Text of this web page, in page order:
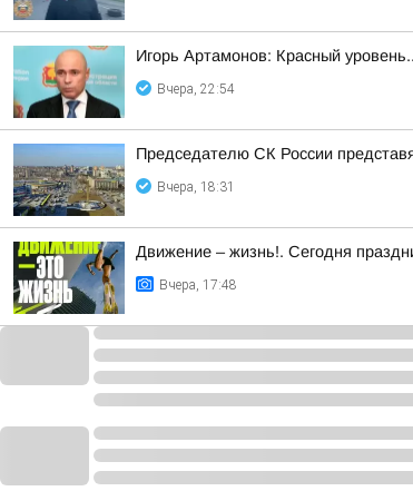
Игорь Артамонов: Красный
Вчера, 22:54
Председателю СК России
Вчера, 18:31
Движение – жизнь!. Сегодня
Вчера, 17:48